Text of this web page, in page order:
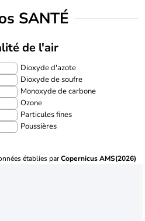
SANTÉ
de l'air
Dioxyde d'azote
Dioxyde de soufre
Monoxyde de carbone
Ozone
Particules fines
Poussières
établies parCopernicus AMS(2026)